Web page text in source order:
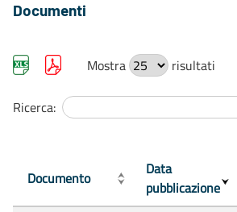
Documenti
Mostra risultati
Ricerca:
Documento
Data
pubblicazione